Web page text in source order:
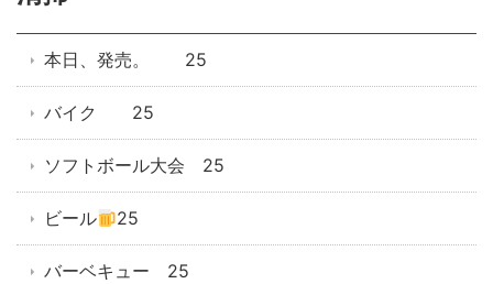
本日、発売。 25
バイク 25
ソフトボール大会 25
ビール 25
バーベキュー 25